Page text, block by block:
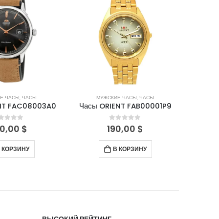
ЧАСЫ, ЧАСЫ
FAB00001P9
of 5
$
КОРЗИНУ
МУЖСКИЕ ЧАСЫ, ЧАСЫ
Часы ORIENT FTV01003W
0out of 5
350,00$
ПОДРОБНЕЕ